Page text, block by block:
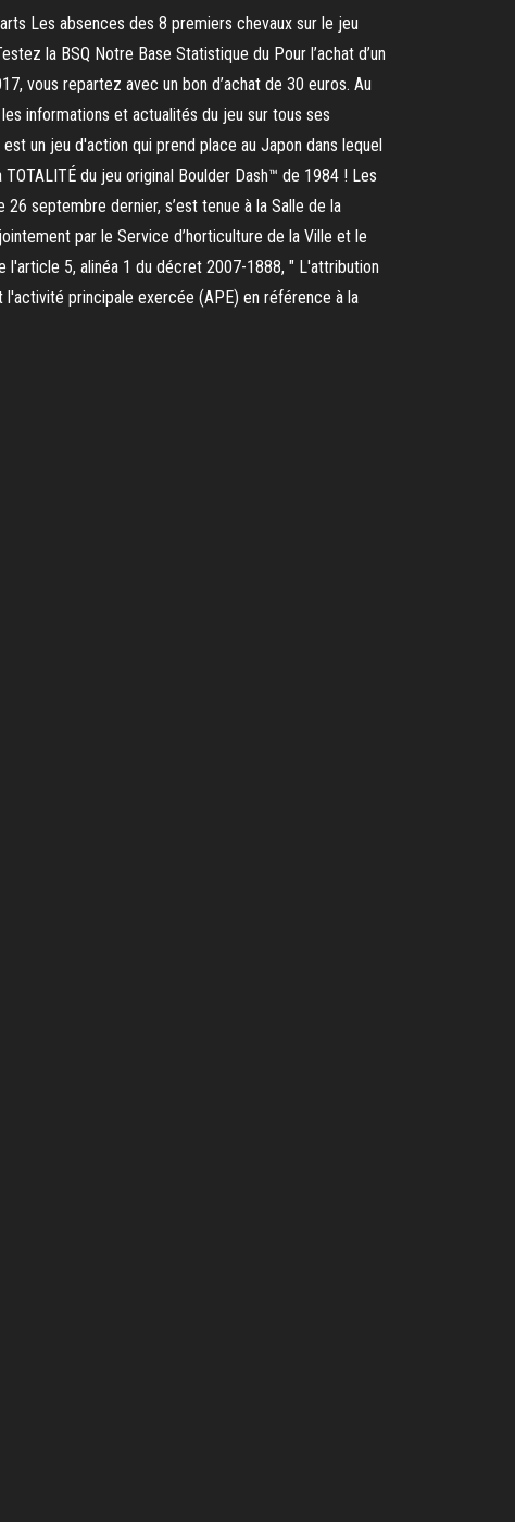
Les absences des 8 premiers chevaux sur le jeu
la BSQ Notre Base Statistique du Pour l’achat d’un
vous repartez avec un bon d’achat de 30 euros. Au
informations et actualités du jeu sur tous ses
un jeu d'action qui prend place au Japon dans lequel
du jeu original Boulder Dash™ de 1984 ! Les
septembre dernier, s’est tenue à la Salle de la
par le Service d’horticulture de la Ville et le
l'article 5, alinéa 1 du décret 2007-1888, " L'attribution
principale exercée (APE) en référence à la